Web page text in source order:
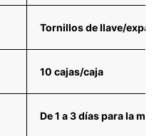
Tornillos de llave/
10 cajas/caja
De 1 a 3 días para la